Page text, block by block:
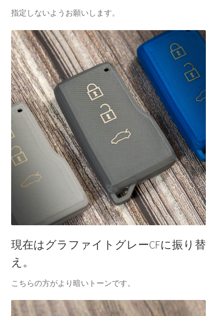
指定しないようお願いします。
現在はグラファイトグレーCFに振り替
え。
こちらの方がより暗いトーンです。